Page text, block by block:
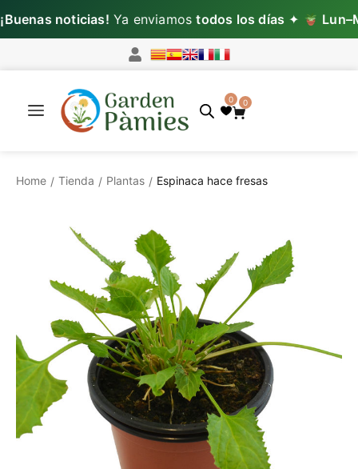
noticias!Ya enviamostodos los días✦ Lun–Mié:
0 0
Home / Tienda / Plantas / Espinaca hace fresas